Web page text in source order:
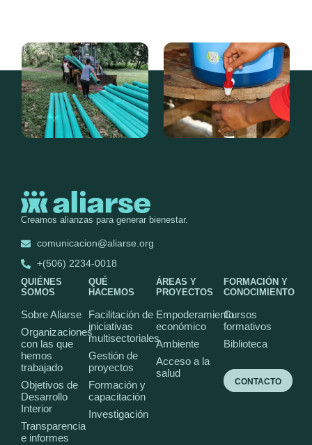
Creamos alianzas para generar bienestar.
comunicacion@aliarse.org
+(506) 2234-0018
QUIÉNES
SOMOS
Sobre Aliarse
Organizaciones
con las que
hemos
trabajado
Objetivos de
Desarrollo
Interior
Transparencia
e informes
QUÉ
HACEMOS
Facilitación de
iniciativas
multisectoriales
Gestión de
proyectos
Formación y
capacitación
Investigación
ÁREAS Y
PROYECTOS
Empoderamiento
económico
Ambiente
Acceso a la
salud
FORMACIÓN Y
CONOCIMIENTO
Cursos
formativos
Biblioteca
CONTACTO